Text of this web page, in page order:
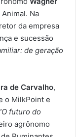
Na
da empresa
e sucessão
de geração
de Carvalho,
o MilkPoint e
futuro do
agrônomo